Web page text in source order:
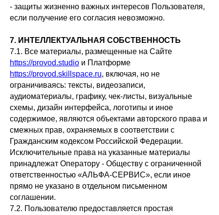
- защиты жизненно важных интересов Пользователя,
если получение его согласия невозможно.
7. ИНТЕЛЛЕКТУАЛЬНАЯ СОБСТВЕННОСТЬ
7.1. Все материалы, размещенные на Сайте
https://provod.studio и Платформе
https://provod.skillspace.ru, включая, но не
ограничиваясь: тексты, видеозаписи,
аудиоматериалы, графику, чек-листы, визуальные
схемы, дизайн интерфейса, логотипы и иное
содержимое, являются объектами авторского права и
смежных прав, охраняемых в соответствии с
Гражданским кодексом Российской Федерации.
Исключительные права на указанные материалы
принадлежат Оператору - Обществу с ограниченной
ответственностью «АЛЬФА-СЕРВИС», если иное
прямо не указано в отдельном письменном
соглашении.
7.2. Пользователю предоставляется простая